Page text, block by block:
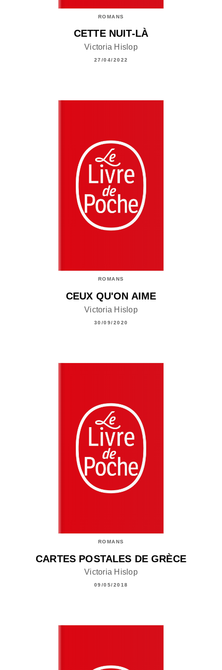
ROMANS
CETTE NUIT-LÀ
Victoria Hislop
27/04/2022
ROMANS
CEUX QU'ON AIME
Victoria Hislop
30/09/2020
ROMANS
CARTES POSTALES DE GRÈCE
Victoria Hislop
09/05/2018